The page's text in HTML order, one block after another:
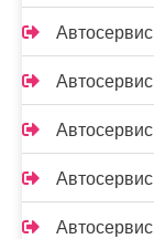
Автосервис
Автосервис
Автосервис
Автосервис
Автосервис